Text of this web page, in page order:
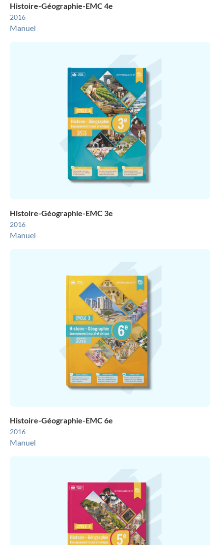
Histoire-Géographie-EMC 4e
2016
Manuel
Histoire-Géographie-EMC 3e
2016
Manuel
Histoire-Géographie-EMC 6e
2016
Manuel